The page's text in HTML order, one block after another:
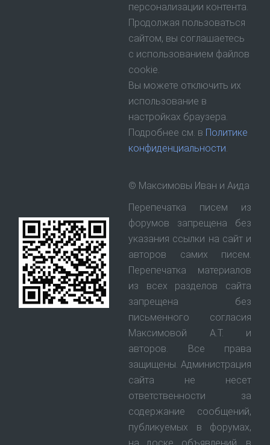
персонализации контента.
Продолжая пользоваться
сайтом, вы соглашаетесь
с использованием файлов
cookie.
Вы можете отключить их
использование в
настройках браузера.
Подробнее см. в Политике
конфиденциальности
© Максимовы Иван и Аида
Перепечатка писем из
форумов запрещена без
указания ссылки на сайт и
авторов самих писем.
Перепечатка материалов
из всех разделов сайта
запрещена без
письменного согласия
Максимовой А.Т. и
авторов. Все права
защищены. Администрация
сайта не несет
ответственности за
содержание сообщений,
публикуемых в форумах,